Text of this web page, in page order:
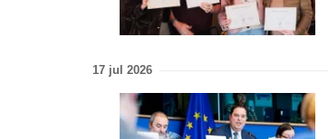
17 jul 2026